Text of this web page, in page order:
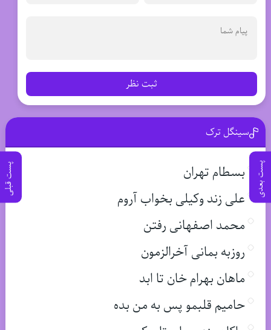
پست بعدی پست قبلی
ثبت نظر
سینگل ترک
بسطام تهران
علی زند وکیلی بخواب آروم
محمد اصفهانی رفتن
روزبه بمانی آخرالزمون
ماهان بهرام خان تا ابد
حامیم قلبمو پس به من بده